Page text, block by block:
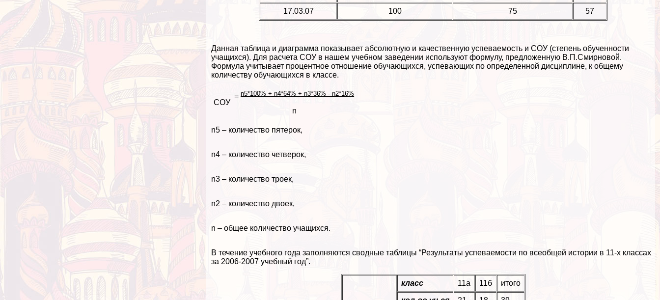
17.03.07 100 75 57
Данная таблица и диаграмма показывает абсолютную и качественную успеваемость и СОУ (степень обученности
учащихся). Для расчета СОУ в нашем учебном заведении используют формулу, предложенную В.П.Смирновой.
Формула учитывает процентное отношение обучающихся, успевающих по определенной дисциплине, к общему
количеству обучающихся в классе.
СОУ
= n5*100% + n4*64% + n3*36% - n2*16%
n
n5 – количество пятерок,
n4 – количество четверок,
n3 – количество троек,
n2 – количество двоек,
n – общее количество учащихся.
В течение учебного года заполняются сводные таблицы “Результаты успеваемости по всеобщей истории в 11-х классах
за 2006-2007 учебный год”.
класс 11а 11б итого